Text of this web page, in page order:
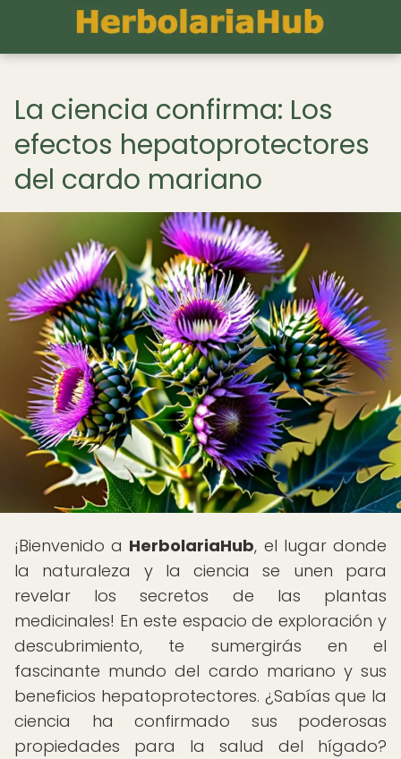
La ciencia confirma: Los
efectos hepatoprotectores
del cardo mariano
¡Bienvenido a HerbolariaHub, el lugar donde
la naturaleza y la ciencia se unen para
revelar los secretos de las plantas
medicinales! En este espacio de exploración y
descubrimiento, te sumergirás en el
fascinante mundo del cardo mariano y sus
beneficios hepatoprotectores. ¿Sabías que la
ciencia ha confirmado sus poderosas
propiedades para la salud del hígado?